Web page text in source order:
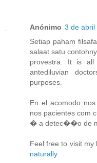
Anónimo 3 de abril
Setiap paham
salaat satu
provestra. It is
antediluvian
purposes.
En el acomodo
nos pacientes com
� a detec��o de
Feel free to visit my
naturally